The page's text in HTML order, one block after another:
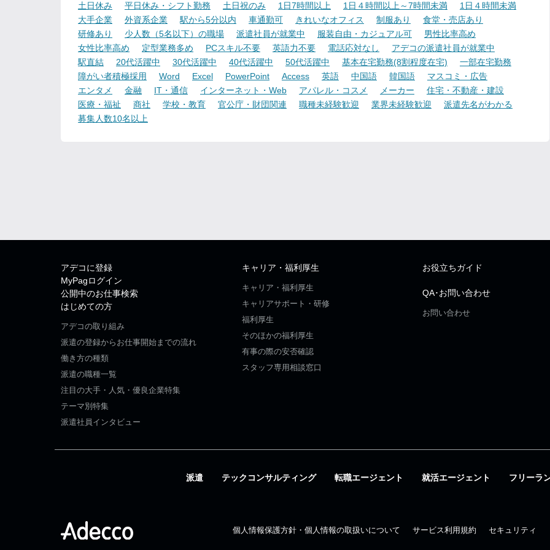
土日休み 平日休み・シフト勤務 土日祝のみ 1日7時間以上 1日４時間以上～7時間未満
1日４時間未満
大手企業
外資系企業 駅から5分以内 車通勤可 きれいなオフィス 制服あり
食堂・売店あり
研修あり
少人数（5名以下）の職場 派遣社員が就業中 服装自由・カジュアル可
男性比率高め
女性比率高め
定型業務多め PCスキル不要 英語力不要 電話応対なし
アデコの派遣社員が就業中
駅直結
20代活躍中 30代活躍中 40代活躍中 50代活躍中 基本在宅勤務(8割程度在宅)
一部在宅勤務
障がい者積極採用
Word Excel PowerPoint Access 英語 中国語 韓国語
マスコミ・広告
エンタメ
金融 IT・通信 インターネット・Web アパレル・コスメ メーカー
住宅・不動産・建設
医療・福祉
商社 学校・教育 官公庁・財団関連 職種未経験歓迎 業界未経験歓迎
派遣先名がわかる
募集人数10名以上
アデコに登録
MyPagログイン
公開中のお仕事検索
はじめての方
アデコの取り組み
派遣の登録からお仕事開始までの流れ
働き方の種類
派遣の職種一覧
注目の大手・人気・優良企業特集
テーマ別特集
派遣社員インタビュー
キャリア・福利厚生
キャリア・福利厚生
キャリアサポート・研修
福利厚生
そのほかの福利厚生
有事の際の安否確認
スタッフ専用相談窓口
お役立ちガイド
QA･お問い合わせ
お問い合わせ
派遣 テックコンサルティング 転職エージェント 就活エージェント フリーラ
個人情報保護方針・個人情報の取扱いについて サービス利用規約 セキュリティ